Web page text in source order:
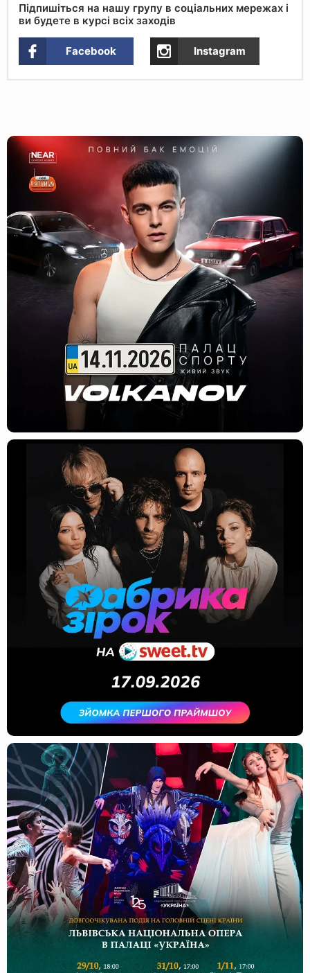
Підпишіться на нашу групу в соціальних мережах і
ви будете в курсі всіх заходів
Facebook Instagram